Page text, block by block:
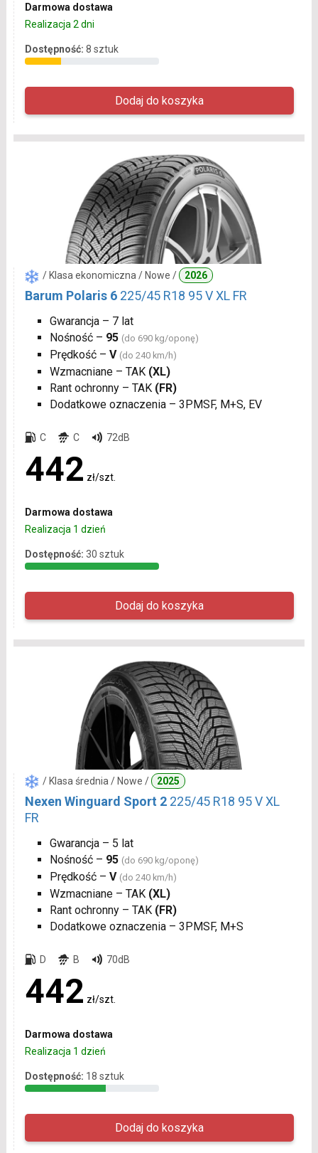
Darmowa dostawa
Realizacja 2 dni
Dostępność: 8 sztuk
/ Klasa ekonomiczna / Nowe / 2026
Barum Polaris 6 225/45 R18 95 V XL FR
Gwarancja – 7 lat
Nośność – 95 (do 690 kg/oponę)
Prędkość – V (do 240 km/h)
Wzmacniane – TAK (XL)
Rant ochronny – TAK (FR)
Dodatkowe oznaczenia – 3PMSF, M+S, EV
C C 72dB
442 zł/szt.
Darmowa dostawa
Realizacja 1 dzień
Dostępność: 30 sztuk
/ Klasa średnia / Nowe / 2025
Nexen Winguard Sport 2 225/45 R18 95 V XL
FR
Gwarancja – 5 lat
Nośność – 95 (do 690 kg/oponę)
Prędkość – V (do 240 km/h)
Wzmacniane – TAK (XL)
Rant ochronny – TAK (FR)
Dodatkowe oznaczenia – 3PMSF, M+S
D B 70dB
442 zł/szt.
Darmowa dostawa
Realizacja 1 dzień
Dostępność: 18 sztuk